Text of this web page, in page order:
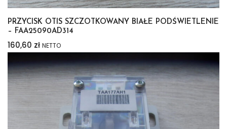
PRZYCISK OTIS SZCZOTKOWANY BIAŁE PODŚWIETLENIE
– FAA25090AD314
160,60 zł NETTO